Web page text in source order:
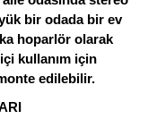
bir odada bir ev
hoparlör olarak
kullanım için
edilebilir.